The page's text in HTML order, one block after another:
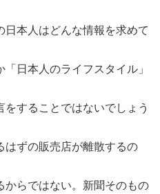
日本人はどんな情報を求めて
日本人のライフスタイル」
することではないでしょう
はずの販売店が離散するの
からではない。新聞そのもの